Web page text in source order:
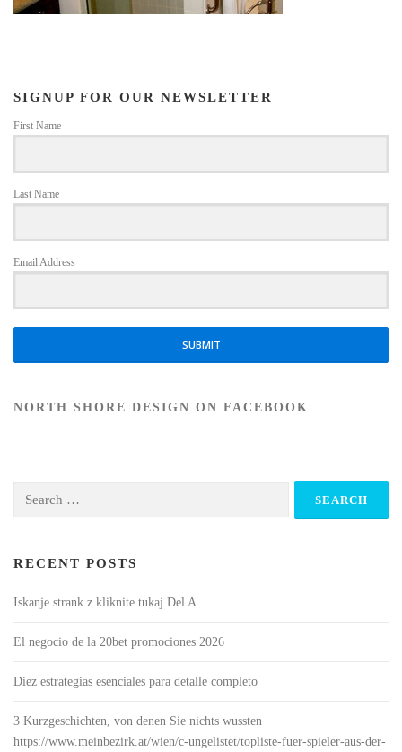
SIGNUP FOR OUR NEWSLETTER
First Name
Last Name
Email Address
SUBMIT
NORTH SHORE DESIGN ON FACEBOOK
for:
RECENT POSTS
Iskanje strank z kliknite tukaj Del A
El negocio de la 20bet promociones 2026
Diez estrategias esenciales para detalle completo
3 Kurzgeschichten, von denen Sie nichts wussten
https://www.meinbezirk.at/wien/c-ungelistet/topliste-fuer-spieler-aus-der-